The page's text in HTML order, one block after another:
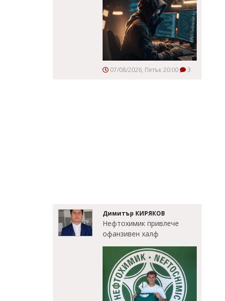
07/08/2026, Петък 20:00 3
Димитър КИРЯКОВ
Нефтохимик привлече
офанзивен халф